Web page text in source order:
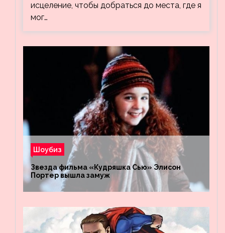
исцеление, чтобы добраться до места, где я
мог…
Шоубиз
Звезда фильма «Кудряшка Сью» Элисон
Портер вышла замуж